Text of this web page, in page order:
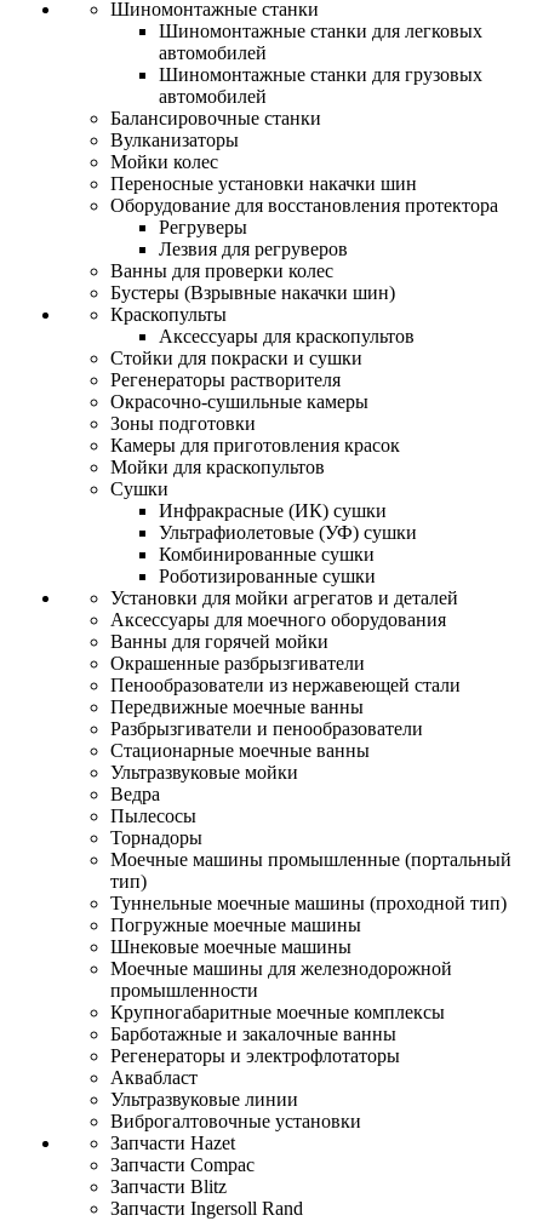
Шиномонтажные станки
Шиномонтажные станки для легковых
автомобилей
Шиномонтажные станки для грузовых
автомобилей
Балансировочные станки
Вулканизаторы
Мойки колес
Переносные установки накачки шин
Оборудование для восстановления протектора
Регруверы
Лезвия для регруверов
Ванны для проверки колес
Бустеры (Взрывные накачки шин)
Краскопульты
Аксессуары для краскопультов
Стойки для покраски и сушки
Регенераторы растворителя
Окрасочно-сушильные камеры
Зоны подготовки
Камеры для приготовления красок
Мойки для краскопультов
Сушки
Инфракрасные (ИК) сушки
Ультрафиолетовые (УФ) сушки
Комбинированные сушки
Роботизированные сушки
Установки для мойки агрегатов и деталей
Аксессуары для моечного оборудования
Ванны для горячей мойки
Окрашенные разбрызгиватели
Пенообразователи из нержавеющей стали
Передвижные моечные ванны
Разбрызгиватели и пенообразователи
Стационарные моечные ванны
Ультразвуковые мойки
Ведра
Пылесосы
Торнадоры
Моечные машины промышленные (портальный
тип)
Туннельные моечные машины (проходной тип)
Погружные моечные машины
Шнековые моечные машины
Моечные машины для железнодорожной
промышленности
Крупногабаритные моечные комплексы
Барботажные и закалочные ванны
Регенераторы и электрофлотаторы
Аквабласт
Ультразвуковые линии
Виброгалтовочные установки
Запчасти Hazet
Запчасти Compac
Запчасти Blitz
Запчасти Ingersoll Rand